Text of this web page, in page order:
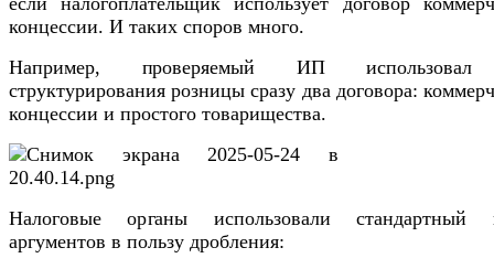
концессии. И таких споров много.
Например, проверяемый ИП
структурирования розницы сразу два договора:
концессии и простого товарищества.
Налоговые органы использовали стандартный
аргументов в пользу дробления: